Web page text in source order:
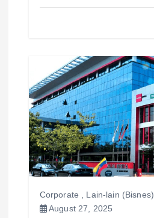
Corporate
Lain-lain (Bisnes)
August 27, 2025